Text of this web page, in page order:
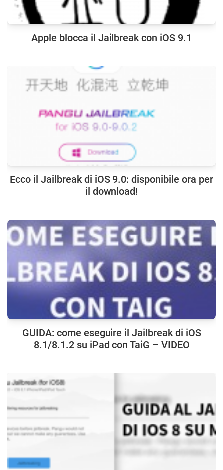
Apple blocca il Jailbreak con iOS 9.1
Ecco il Jailbreak di iOS 9.0: disponibile ora per
il download!
GUIDA: come eseguire il Jailbreak di iOS
8.1/8.1.2 su iPad con TaiG – VIDEO